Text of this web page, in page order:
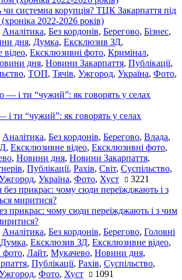
чи системна корупція? ТЦК Закарпаття під
2022-2026 років)
Аналітика, Без кордонів, Берегово, Бізнес,
дня, Думка, Ексклюзив ЗД,
, Ексклюзивні фото, Кримінал,
дня, Новини Закарпаття, Публікації,
, ТОП, Тячів, Ужгород, Україна, Фото,
ти “чужий”: як говорять у селах
Аналітика, Без кордонів, Берегово, Влада,
, Ексклюзивне відео, Ексклюзивні фото,
, Новини дня, Новини Закарпаття,
, Публікації, Рахів, Світ, Суспільство,
, Україна, Фото, Хуст 3221
прикрас: чому сюди переїжджають і з чим
Аналітика, Без кордонів, Берегово, Головні
Думка, Ексклюзив ЗД, Ексклюзивне відео,
фото, Лайт, Мукачево, Новини дня,
, Публікації, Рахів, Суспільство,
, Фото, Хуст 1091